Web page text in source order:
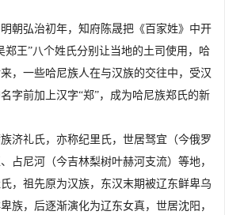
朝弘治初年，知府陈晟把《百家姓》中开
郑王”八个姓氏分别让当地的土司使用，哈
，一些哈尼族人在与汉族的交往中，受汉
字前加上汉字“郑”，成为哈尼族郑氏的新
济礼氏，亦称纪里氏，世居驽宜（今俄罗
占尼河（今吉林梨树叶赫河支流）等地，
，祖先原为汉族，东汉末期被辽东鲜卑乌
族，后逐渐演化为辽东女真，世居沈阳，